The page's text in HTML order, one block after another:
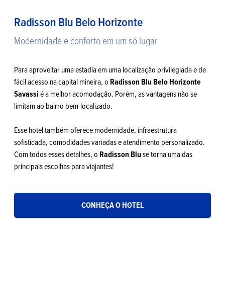
Radisson Blu Belo Horizonte
Modernidade e conforto em um só lugar
Para aproveitar uma estadia em uma localização privilegiada e de
fácil acesso na capital mineira, o Radisson Blu Belo Horizonte
Savassi é a melhor acomodação. Porém, as vantagens não se
limitam ao bairro bem-localizado.
Esse hotel também oferece modernidade, infraestrutura
sofisticada, comodidades variadas e atendimento personalizado.
Com todos esses detalhes, o Radisson Bluse torna uma das
principais escolhas para viajantes!
CONHEÇA O HOTEL